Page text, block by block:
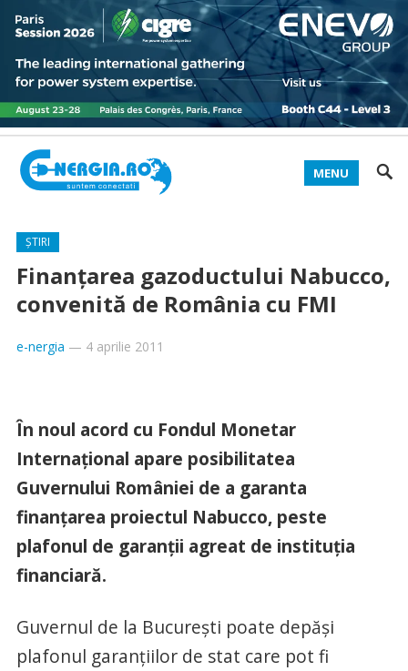
MENU
ȘTIRI
Finanțarea gazoductului Nabucco,
convenită de România cu FMI
e-nergia — 4 aprilie 2011
În noul acord cu Fondul Monetar
Internaţional apare posibilitatea
Guvernului României de a garanta
finanţarea proiectul Nabucco, peste
plafonul de garanţii agreat de instituţia
financiară.
Guvernul de la Bucureşti poate depăşi
plafonul garanţiilor de stat care pot fi